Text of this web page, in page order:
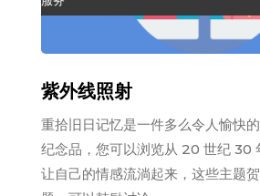
紫外线照射
重拾旧日记忆是一件多么令人愉快
纪念品，您可以浏览从 20 世纪 30
让自己的情感流淌起来，这些主题